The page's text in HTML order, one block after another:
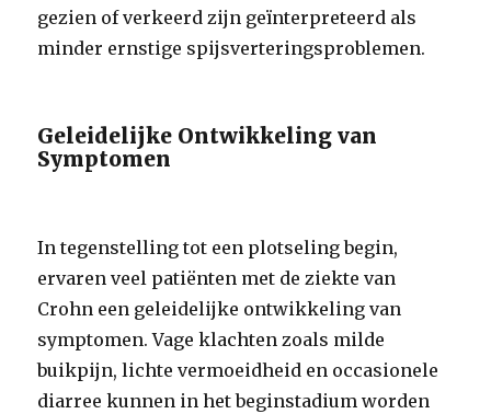
gezien of verkeerd zijn geïnterpreteerd als
minder ernstige spijsverteringsproblemen.
Geleidelijke Ontwikkeling van
Symptomen
In tegenstelling tot een plotseling begin,
ervaren veel patiënten met de ziekte van
Crohn een geleidelijke ontwikkeling van
symptomen. Vage klachten zoals milde
buikpijn, lichte vermoeidheid en occasionele
diarree kunnen in het beginstadium worden